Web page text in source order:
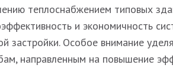
теплоснабжением типовых
и экономичность
застройки. Особое внимание
направленным на повышение